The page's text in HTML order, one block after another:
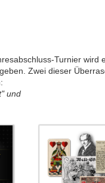
Turnier wird
Zwei dieser
und